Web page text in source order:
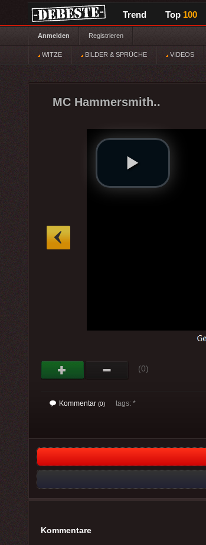
Trend Top 100
Anmelden Registrieren
WITZE BILDER & SPRÜCHE VIDEOS
MC Hammersmith..
(0)
Kommentar (0) tags: *
Kommentare